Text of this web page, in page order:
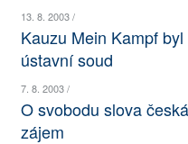
13. 8. 2003 /
Kauzu Mein Kampf
ústavní soud
7. 8. 2003 /
O svobodu slova
zájem